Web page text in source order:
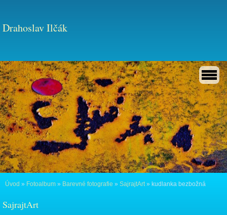
Drahoslav Ilčák
Úvod » Fotoalbum » Barevné fotografie » SajrajtArt» kudlanka bezbožná
SajrajtArt